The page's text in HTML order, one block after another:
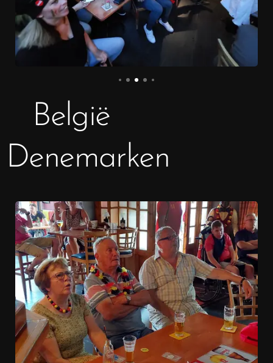
België
Denemarken